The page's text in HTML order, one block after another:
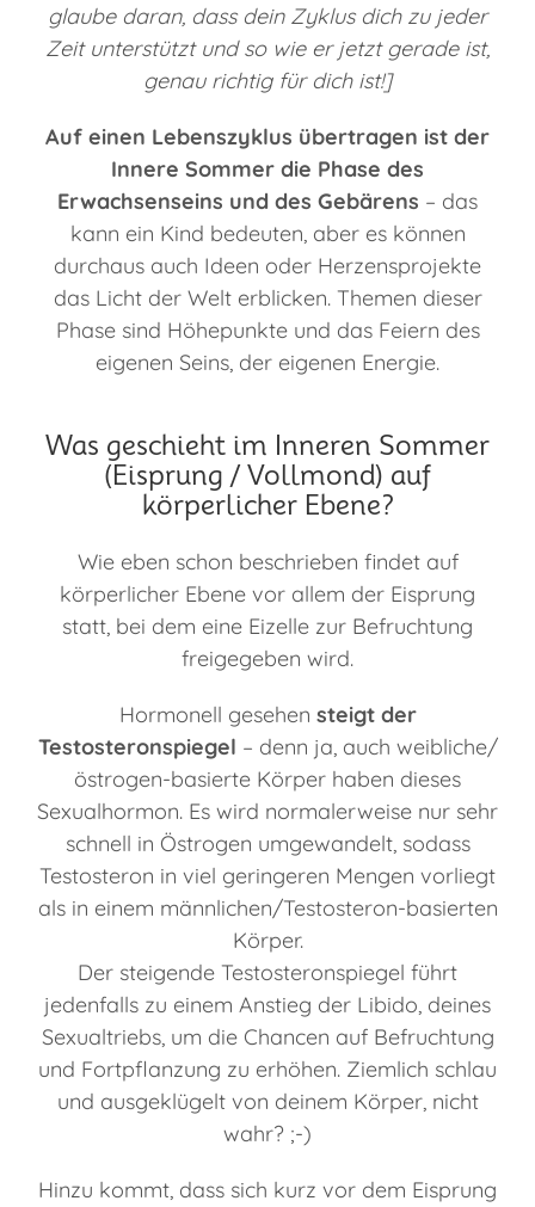
glaube daran, dass dein Zyklus dich zu jeder
Zeit unterstützt und so wie er jetzt gerade ist,
genau richtig für dich ist!]
Auf einen Lebenszyklus übertragen ist der
Innere Sommer die Phase des
Erwachsenseins und des Gebärens – das
kann ein Kind bedeuten, aber es können
durchaus auch Ideen oder Herzensprojekte
das Licht der Welt erblicken. Themen dieser
Phase sind Höhepunkte und das Feiern des
eigenen Seins, der eigenen Energie.
Was geschieht im Inneren Sommer
(Eisprung / Vollmond) auf
körperlicher Ebene?
Wie eben schon beschrieben findet auf
körperlicher Ebene vor allem der Eisprung
statt, bei dem eine Eizelle zur Befruchtung
freigegeben wird.
Hormonell gesehen steigt der
Testosteronspiegel – denn ja, auch weibliche/
östrogen-basierte Körper haben dieses
Sexualhormon. Es wird normalerweise nur sehr
schnell in Östrogen umgewandelt, sodass
Testosteron in viel geringeren Mengen vorliegt
als in einem männlichen/Testosteron-basierten
Körper.
Der steigende Testosteronspiegel führt
jedenfalls zu einem Anstieg der Libido, deines
Sexualtriebs, um die Chancen auf Befruchtung
und Fortpflanzung zu erhöhen. Ziemlich schlau
und ausgeklügelt von deinem Körper, nicht
wahr? ;-)
Hinzu kommt, dass sich kurz vor dem Eisprung